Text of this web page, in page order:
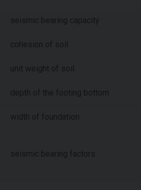
seismic bearing capacity
cohesion of soil
unit weight of soil
depth of the footing bottom
width of foundation
seismic bearing factors